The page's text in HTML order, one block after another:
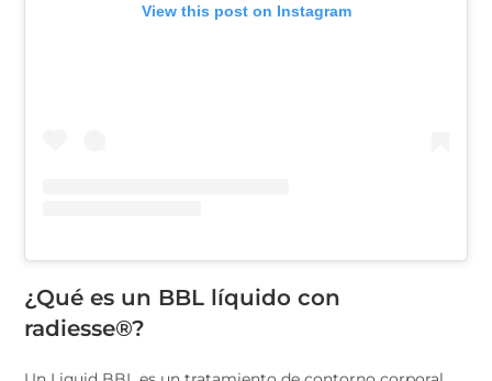
View this post on Instagram
¿Qué es un BBL líquido con
radiesse®?